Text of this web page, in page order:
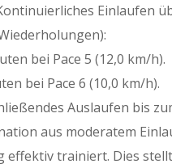
Einlaufen
bei Pace 5 (12,0 km/h).
bei Pace 6 (10,0 km/h).
Auslaufen bis
aus moderatem
effektiv trainiert. Dies